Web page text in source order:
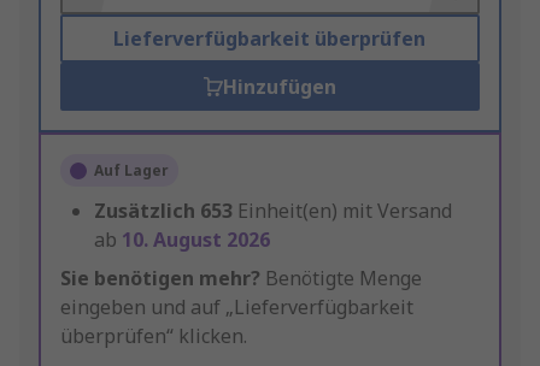
Lieferverfügbarkeit überprüfen
Hinzufügen
Auf Lager
Zusätzlich 653 Einheit(en) mit Versand
ab 10. August 2026
Sie benötigen mehr? Benötigte Menge
eingeben und auf „Lieferverfügbarkeit
überprüfen“ klicken.